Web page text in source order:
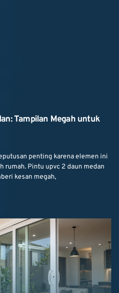
Tampilan Megah untuk
penting karena elemen ini
rumah. Pintu upvc 2 daun medan
kesan megah,